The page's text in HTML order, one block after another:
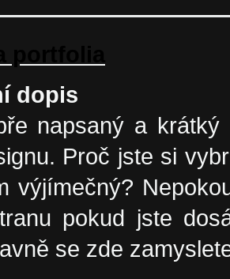
dopis
napsaný a
Proč jste si
výjímečný?
pokud jste
se zde